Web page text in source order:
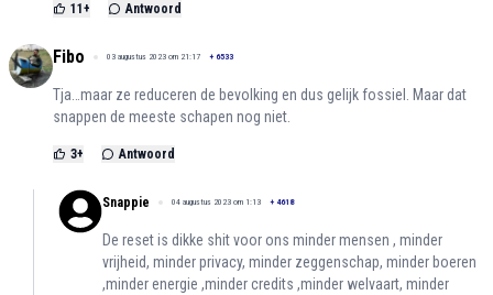
11 + Antwoord
Fibo 03 augustus 2023 om 21:17 + 6533
Tja…maar ze reduceren de bevolking en dus gelijk fossiel. Maar dat
snappen de meeste schapen nog niet.
3+ Antwoord
Snappie 04 augustus 2023 om 1:13 + 4618
De reset is dikke shit voor ons minder mensen , minder
vrijheid, minder privacy, minder zeggenschap, minder boeren
,minder energie ,minder credits ,minder welvaart, minder